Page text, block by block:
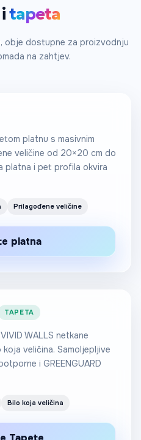
itapeta
obje dostupne za proizvodnju
na zahtjev.
Od 60 €
platnu s masivnim
veličine od 20×20 cm do
platna i pet profila okvira
Prilagođene veličine
platnaOd 25 €
TAPETA
WALLS netkane
veličina. Samoljepljive
i GREENGUARD
Bilo koja veličina